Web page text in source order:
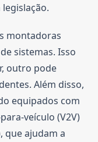
montadoras
sistemas. Isso
outro pode
Além disso,
equipados com
veículo (V2V)
que ajudam a